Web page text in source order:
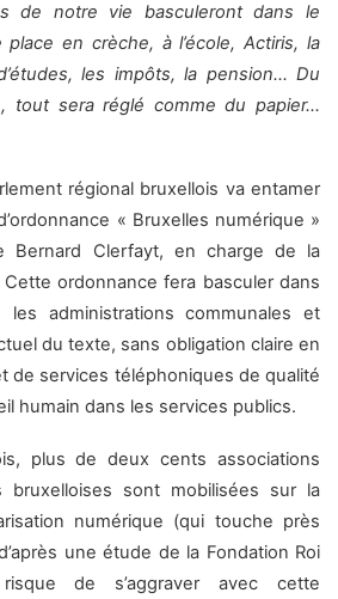
de notre vie basculeront dans le
en crèche, à l’école, Actiris, la
les impôts, la pension… Du
tout sera réglé comme du papier…
régional bruxellois va entamer
« Bruxelles numérique »
Bernard Clerfayt, en charge de la
ordonnance fera basculer dans
administrations communales et
du texte, sans obligation claire en
de services téléphoniques de qualité
humain dans les services publics.
plus de deux cents associations
bruxelloises sont mobilisées sur la
numérique (qui touche près
une étude de la Fondation Roi
de s’aggraver avec cette